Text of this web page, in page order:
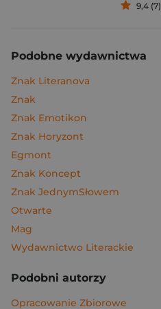
9,4 (7)
Podobne wydawnictwa
Znak Literanova
Znak
Znak Emotikon
Znak Horyzont
Egmont
Znak Koncept
Znak JednymSłowem
Otwarte
Mag
Wydawnictwo Literackie
Podobni autorzy
Opracowanie Zbiorowe